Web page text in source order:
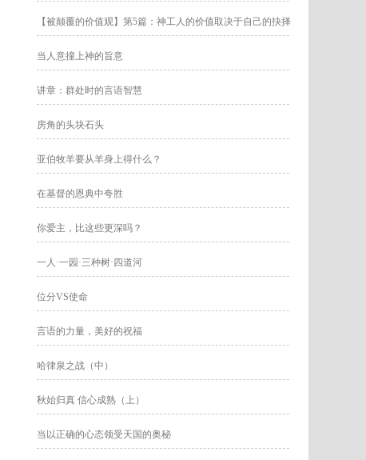
【被颠覆的价值观】第5篇：神工人的价值取决于自己的抉择
当人意撞上神的旨意
讲章：群处时的言语智慧
房角的头块石头
亚伯牧羊要从羊身上得什么？
在基督的恩典中夸胜
你爱主，比这些更深吗？
一人·一园·三种树·四道河
位分VS使命
言语的力量，美好的祝福
哈律泉之战（中）
秋始归真 信心成熟（上）
当以正确的心态领受天国的奥秘